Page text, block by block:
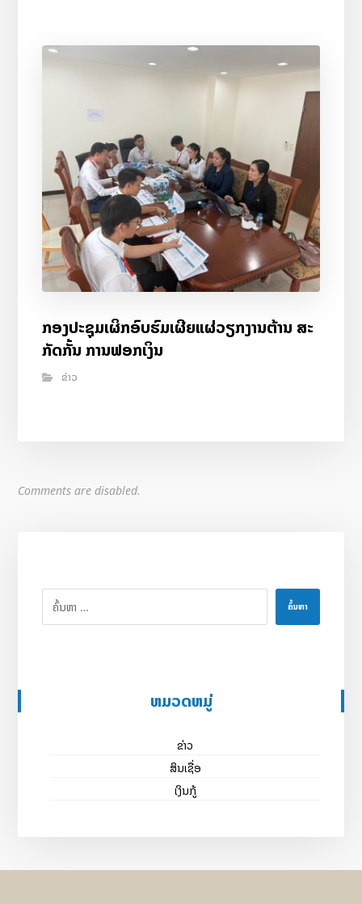
ກອງປະຊຸມເຜິກອົບຮົມເຜີຍແຜ່ວຽກງານຕ້ານ ສະ
ກັດກັ້ນ ການຟອກເງິນ
ຂ່າວ
Comments are disabled.
ຄົ້ນຫາ
ຫມວດຫມູ່
ຂ່າວ
ສິນເຊື່ອ
ເງິນກູ້